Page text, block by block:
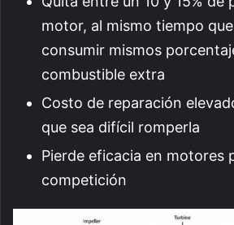
motor, al mismo tiempo
consumir mismos
combustible extra
Costo de reparación
que sea difícil romperla
Pierde eficacia en motores
competición